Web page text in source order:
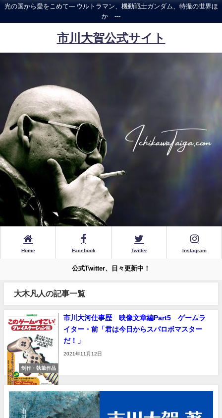
光の国から愛をこめて--- ウルトラマン、機動戦士ガンダム、特撮の世界ほ
か ---
市川大賀公式サイト
Home Facebook Twitter Instagram
公式Twitter、日々更新中！
大木凡人の記事一覧
制作・執筆作品
市川大河仕事歴 映像文章編Part5 ゲームラ
イター・前「君は今日からスパロボマスター
だ！」
2021年11月12日